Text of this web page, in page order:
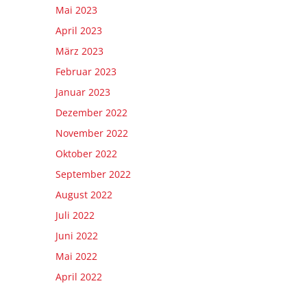
Mai 2023
April 2023
März 2023
Februar 2023
Januar 2023
Dezember 2022
November 2022
Oktober 2022
September 2022
August 2022
Juli 2022
Juni 2022
Mai 2022
April 2022